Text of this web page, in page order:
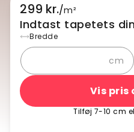
299 kr./m²
Indtast tapetets
Bredde
cm
Vis pris
Tilføj 7-10 cm